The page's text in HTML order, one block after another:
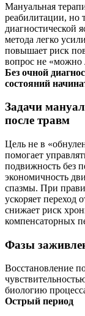
Мануальная
реабилитации, но
диагностической
метода легко
повышает риск
вопрос не «можно
Без очной
состояний
Задачи
после травм
Цель не в
помогает
подвижность без
экономичность
спазмы. При
ускоряет переход
снижает риск
компенсаторных
Фазы
Восстановление
биологию
Острый период